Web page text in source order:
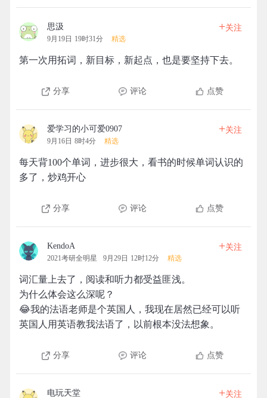
思汲
9月19日 19时31分 精选
+关注
第一次用拓词，新目标，新起点，也是要坚持下去。
分享 评论 点赞
爱学习的小可爱0907
9月16日 8时4分 精选
+关注
每天背100个单词，进步很大，看书的时候单词认识的
多了，炒鸡开心
分享 评论 点赞
KendoA
2021考研全明星 9月29日 12时12分 精选
+关注
词汇量上去了，阅读和听力都受益匪浅。
为什么体会这么深呢？
😂我的法语老师是个英国人，我现在居然已经可以听
英国人用英语教我法语了，以前根本没法想象。
分享 评论 点赞
电玩天堂 +关注